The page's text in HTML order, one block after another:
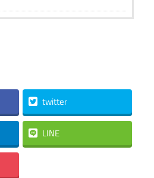
twitter
LINE